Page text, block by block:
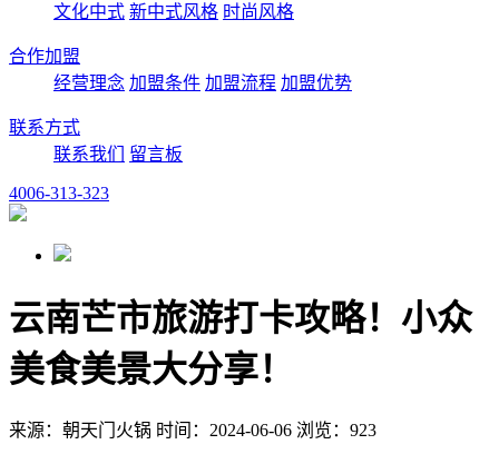
文化中式 新中式风格 时尚风格
合作加盟
经营理念 加盟条件 加盟流程 加盟优势
联系方式
联系我们
留言板
4006-313-323
云南芒市旅游打卡攻略！小众
美食美景大分享！
来源：朝天门火锅 时间：2024-06-06 浏览：923